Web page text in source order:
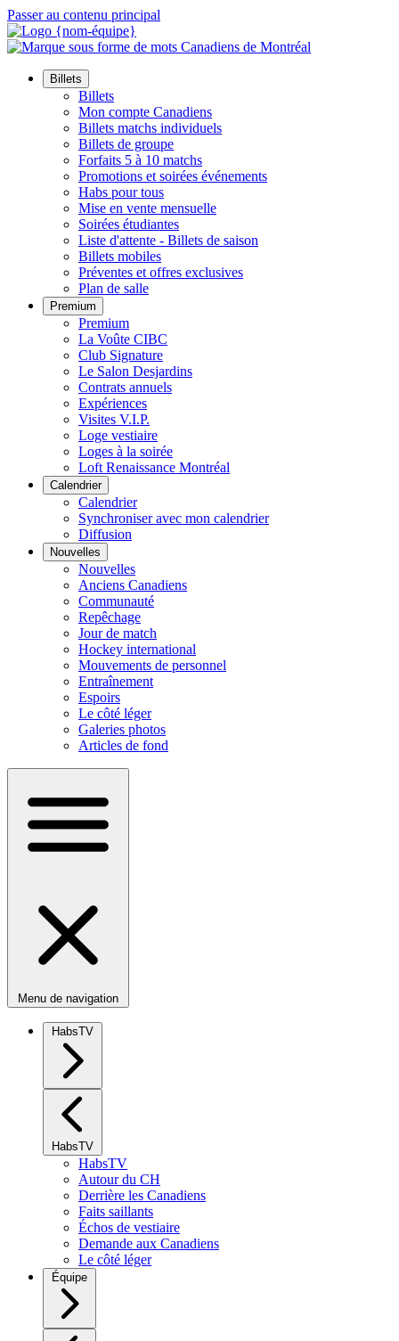
Passer au contenu principal
Billets
Billets
Mon compte Canadiens
Billets matchs individuels
Billets de groupe
Forfaits 5 à 10 matchs
Promotions et soirées événements
Habs pour tous
Mise en vente mensuelle
Soirées étudiantes
Liste d'attente - Billets de saison
Billets mobiles
Préventes et offres exclusives
Plan de salle
Premium
Premium
La Voûte CIBC
Club Signature
Le Salon Desjardins
Contrats annuels
Expériences
Visites V.I.P.
Loge vestiaire
Loges à la soirée
Loft Renaissance Montréal
Calendrier
Calendrier
Synchroniser avec mon calendrier
Diffusion
Nouvelles
Nouvelles
Anciens Canadiens
Communauté
Repêchage
Jour de match
Hockey international
Mouvements de personnel
Entraînement
Espoirs
Le côté léger
Galeries photos
Articles de fond
Menu de navigation
HabsTV
HabsTV
HabsTV
Autour du CH
Derrière les Canadiens
Faits saillants
Échos de vestiaire
Demande aux Canadiens
Le côté léger
Équipe